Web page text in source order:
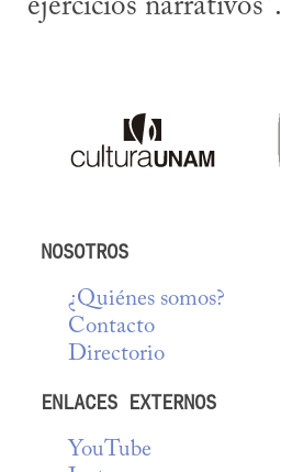
“ejercicios narrativos”.
NOSOTROS
¿Quiénes somos?
Contacto
Directorio
ENLACES EXTERNOS
YouTube